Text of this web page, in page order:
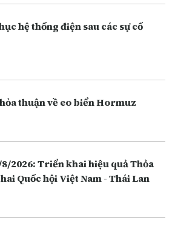
hệ thống điện sau các sự cố
thuận về eo biển Hormuz
2026: Triển khai hiệu quả Thỏa
Quốc hội Việt Nam - Thái Lan